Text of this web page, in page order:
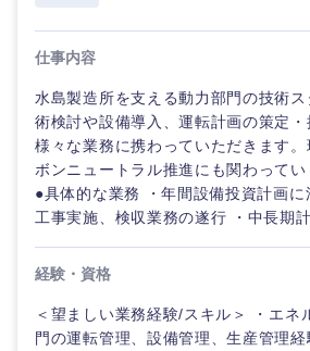
仕事内容
水島製造所を支える動力部門の技術
術検討や設備導入、運転計画の策定
様々な業務に携わっていただきます
ボンニュートラル推進にも関わってい
●具体的な業務 ・年間設備投資計画に
工事実施、検収業務の遂行 ・中長期計
経験・資格
＜望ましい業務経験/スキル＞ ・エネ
門の運転管理、設備管理、生産管理